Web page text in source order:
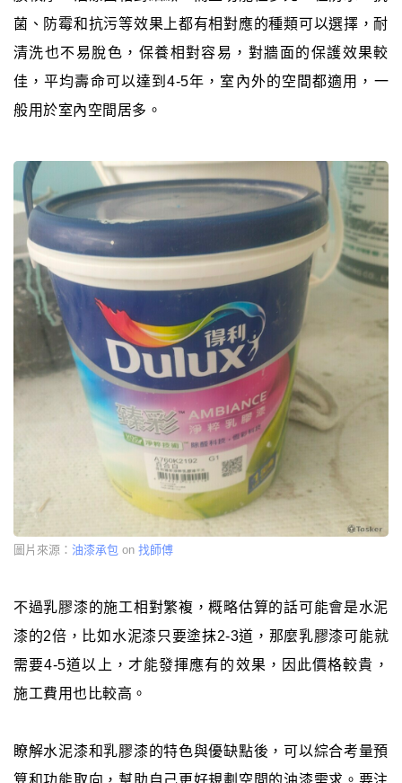
菌、防霉和抗污等效果上都有相對應的種類可以選擇，耐
清洗也不易脫色，保養相對容易，對牆面的保護效果較
佳，平均壽命可以達到4-5年，室內外的空間都適用，一
般用於室內空間居多。
圖片來源： 油漆承包 on 找師傅
不過乳膠漆的施工相對繁複，概略估算的話可能會是水泥
漆的2倍，比如水泥漆只要塗抹2-3道，那麼乳膠漆可能就
需要4-5道以上，才能發揮應有的效果，因此價格較貴，
施工費用也比較高。
瞭解水泥漆和乳膠漆的特色與優缺點後，可以綜合考量預